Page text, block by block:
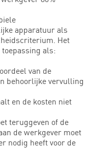
apparatuur als
Het
als:
van de
behoorlijke vervulling
en de kosten niet
teruggeven of de
de werkgever moet
nodig heeft voor de